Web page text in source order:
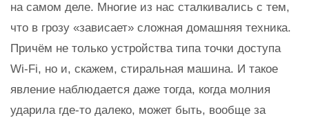
на самом деле. Многие из нас сталкивались с тем,
что в грозу «зависает» сложная домашняя техника.
Причём не только устройства типа точки доступа
Wi-Fi, но и, скажем, стиральная машина. И такое
явление наблюдается даже тогда, когда молния
ударила где-то далеко, может быть, вообще за